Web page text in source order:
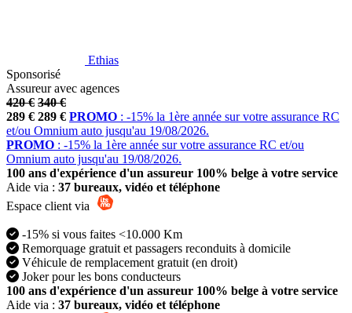
Ethias
Sponsorisé
Assureur avec agences
420 € 340 €
289 € 289 € PROMO : -15% la 1ère année sur votre assurance RC
et/ou Omnium auto jusqu'au 19/08/2026.
PROMO : -15% la 1ère année sur votre assurance RC et/ou
Omnium auto jusqu'au 19/08/2026.
100 ans d'expérience d'un assureur 100% belge à votre service
Aide via : 37 bureaux, vidéo et téléphone
Espace client via
-15% si vous faites <10.000 Km
Remorquage gratuit et passagers reconduits à domicile
Véhicule de remplacement gratuit (en droit)
Joker pour les bons conducteurs
100 ans d'expérience d'un assureur 100% belge à votre service
Aide via : 37 bureaux, vidéo et téléphone